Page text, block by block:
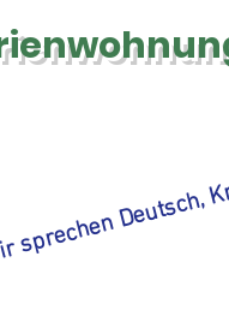
Wir sprechen